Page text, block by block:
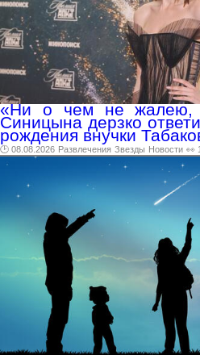
«Ни о чем не жалею,
Синицына дерзко
рождения внучки
🕑 08.08.2026 Развлечения Звезды Новости 👀